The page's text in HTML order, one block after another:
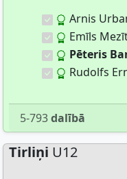
Arnis
Emīls
Pēteris
Rudolfs
5-793dalībā
Tirliņi U12